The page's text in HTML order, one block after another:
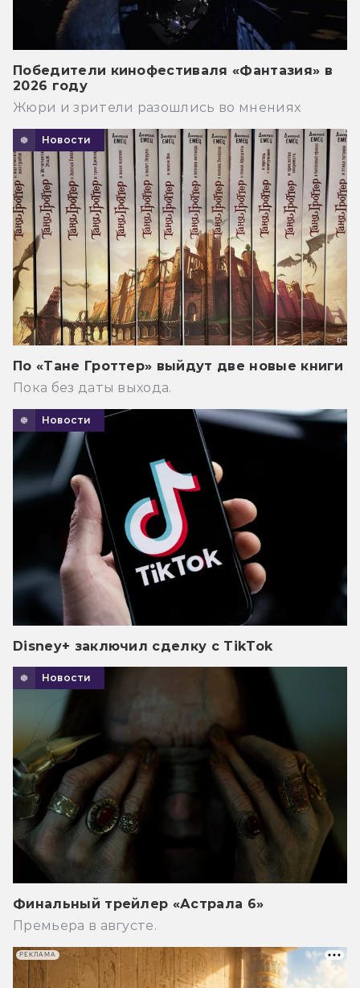
Победители кинофестиваля «Фантазия» в
2026 году
Жюри и зрители разошлись во мнениях
Новости
По «Тане Гроттер» выйдут две новые книги
Пока без даты выхода.
Новости
Disney+ заключил сделку с TikTok
Новости
Финальный трейлер «Астрала 6»
Премьера в августе.
РЕКЛАМА